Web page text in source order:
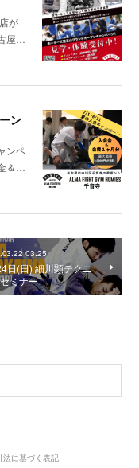
が
屋…
ン
ンペ
＆…
03:25
日(日) 細川顕テクニ
ミナー
法に基づく表記